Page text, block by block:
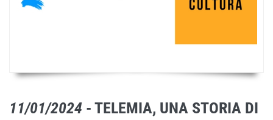
11/01/2024 - TELEMIA, UNA STORIA DI